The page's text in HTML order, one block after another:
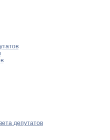
депутатов